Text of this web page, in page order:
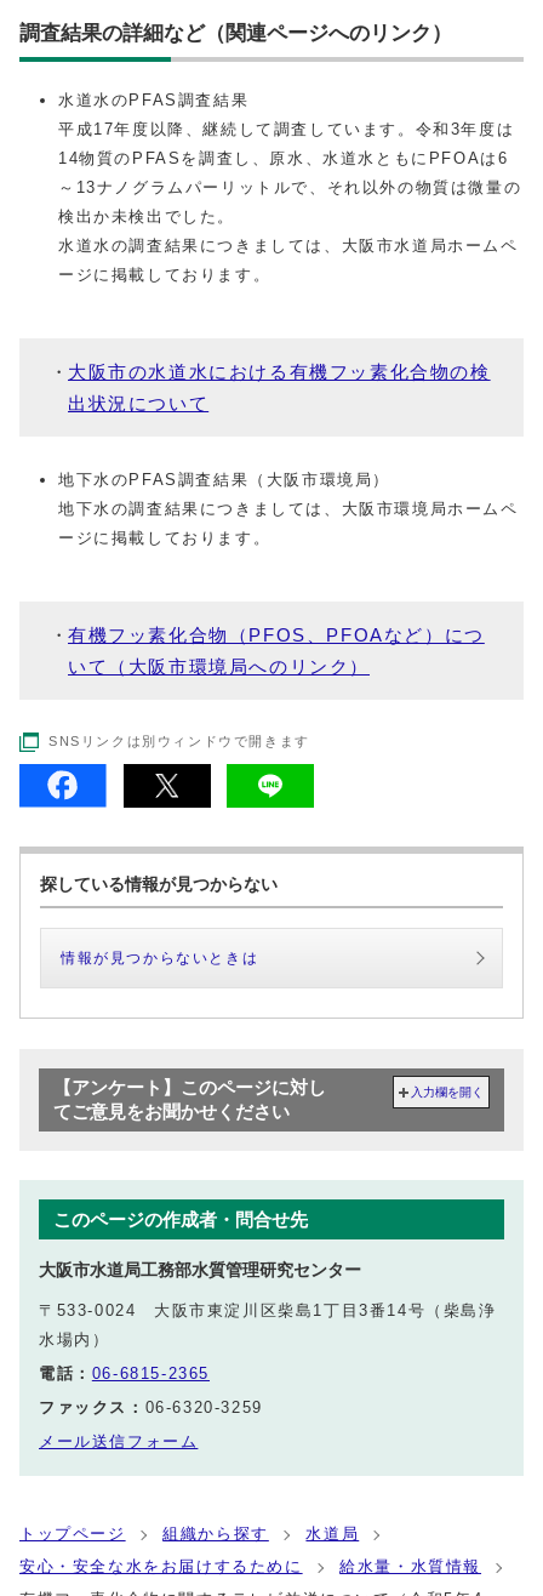
調査結果の詳細など（関連ページへのリンク）
水道水のPFAS調査結果
平成17年度以降、継続して調査しています。令和3年度は
14物質のPFASを調査し、原水、水道水ともにPFOAは6
～13ナノグラムパーリットルで、それ以外の物質は微量の
検出か未検出でした。
水道水の調査結果につきましては、大阪市水道局ホームペ
ージに掲載しております。
大阪市の水道水における有機フッ素化合物の検
出状況について
地下水のPFAS調査結果（大阪市環境局）
地下水の調査結果につきましては、大阪市環境局ホームペ
ージに掲載しております。
有機フッ素化合物（PFOS、PFOAなど）につ
いて（大阪市環境局へのリンク）
SNSリンクは別ウィンドウで開きます
探している情報が見つからない
情報が見つからないときは
【アンケート】このページに対し
てご意見をお聞かせください
入力欄を開く
このページの作成者・問合せ先
大阪市水道局工務部水質管理研究センター
〒533-0024 大阪市東淀川区柴島1丁目3番14号（柴島浄
水場内）
電話： 06-6815-2365
ファックス： 06-6320-3259
メール送信フォーム
トップページ 組織から探す
水道局
安心・安全な水をお届けするために
給水量・水質情報